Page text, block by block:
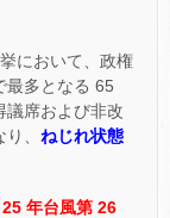
において、政権
最多となる 65
議席および非改
、 ねじれ状態
年台風第 26